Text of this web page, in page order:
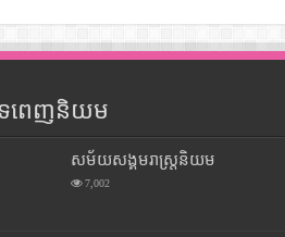
ទពេញនិយម
សម័យសង្គមរាស្រ្តនិយម
7,002